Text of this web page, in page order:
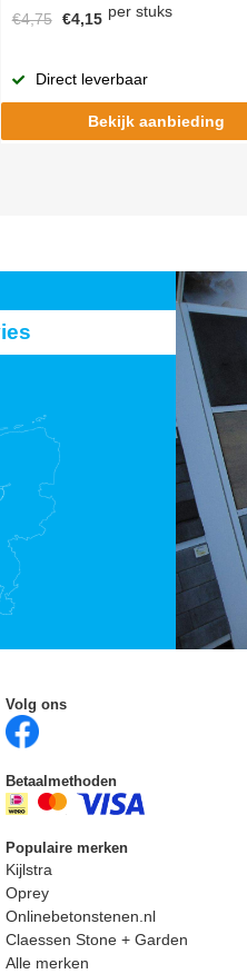
€4,75 €4,15 per stuks
Direct leverbaar
Bekijk aanbieding
Volg ons
Betaalmethoden
Populaire merken
Kijlstra
Oprey
Onlinebetonstenen.nl
Claessen Stone + Garden
Alle merken